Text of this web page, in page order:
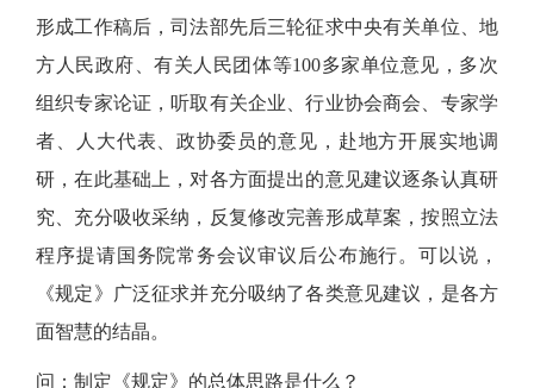
形成工作稿后，司法部先后三轮征求中央有关单位、地
方人民政府、有关人民团体等100多家单位意见，多次
组织专家论证，听取有关企业、行业协会商会、专家学
者、人大代表、政协委员的意见，赴地方开展实地调
研，在此基础上，对各方面提出的意见建议逐条认真研
究、充分吸收采纳，反复修改完善形成草案，按照立法
程序提请国务院常务会议审议后公布施行。可以说，
《规定》广泛征求并充分吸纳了各类意见建议，是各方
面智慧的结晶。
问：制定《规定》的总体思路是什么？